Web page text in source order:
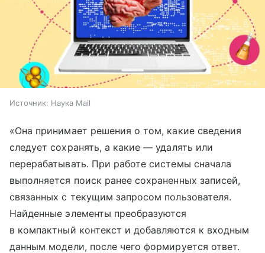
Источник: Наука Mail
«Она принимает решения о том, какие сведения
следует сохранять, а какие — удалять или
перерабатывать. При работе системы сначала
выполняется поиск ранее сохраненных записей,
связанных с текущим запросом пользователя.
Найденные элементы преобразуются
в компактный контекст и добавляются к входным
данным модели, после чего формируется ответ.